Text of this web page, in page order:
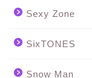
Sexy Zone
SixTONES
Snow Man